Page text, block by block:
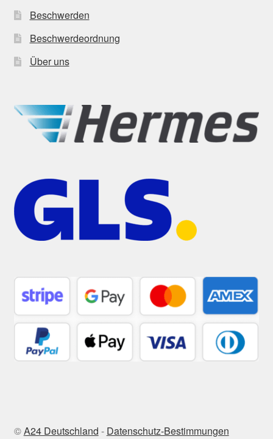
Beschwerden
Beschwerdeordnung
Über uns
©A24 Deutschland - Datenschutz-Bestimmungen